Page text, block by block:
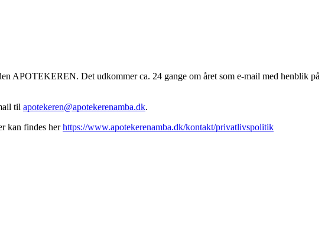
APOTEKEREN. Det udkommer ca. 24 gange om året som e-mail med henblik på
til apotekeren@apotekerenamba.dk.
kan findes herhttps://www.apotekerenamba.dk/kontakt/privatlivspolitik